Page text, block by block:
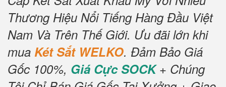
Thương Hiệu Nổi Tiếng Hàng Đầu Việt
Nam Và Trên Thế Giới. Ưu đãi lớn khi
mua Két Sắt WELKO. Đảm Bảo Giá
Gốc 100%, Giá Cực SOCK+ Chúng